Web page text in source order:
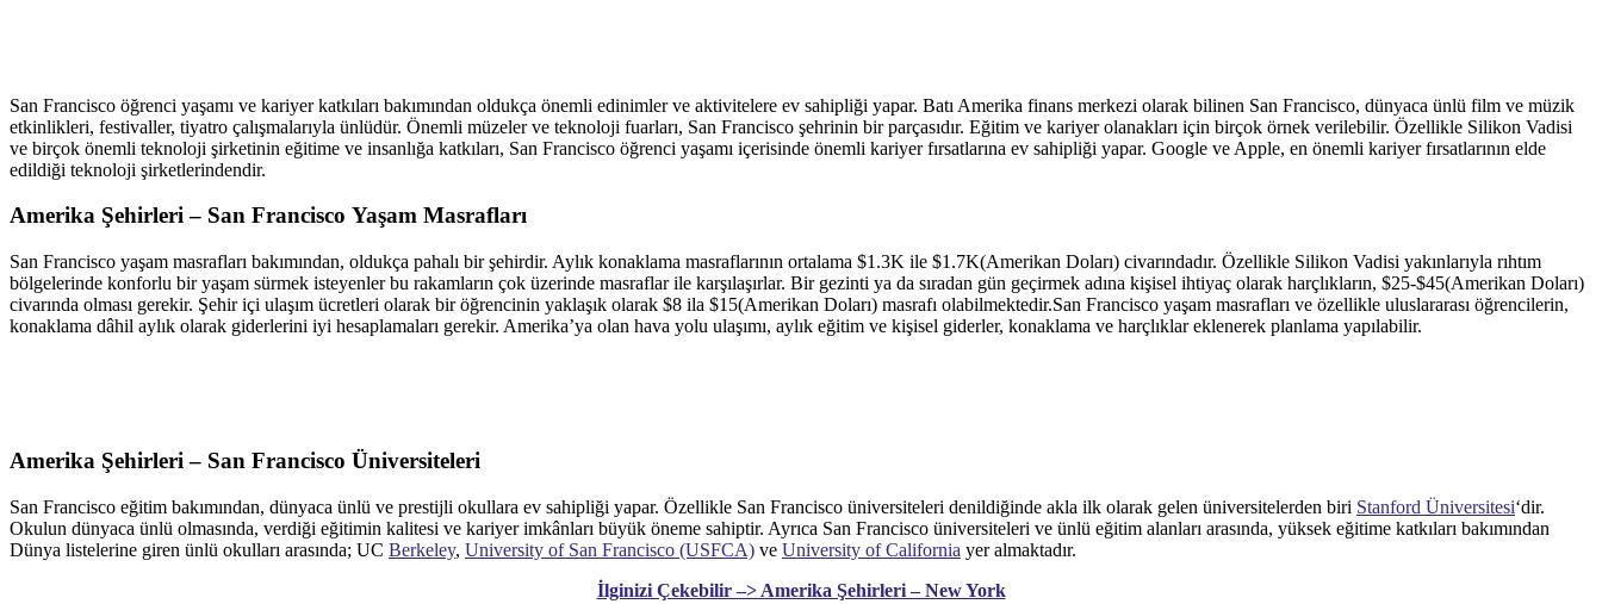
San Francisco öğrenci yaşamı ve kariyer katkıları bakımından oldukça önemli edinimler ve aktivitelere ev sahipliği yapar. Batı Amerika finans merkezi olarak bilinen San Francisco, dünyaca ünlü film ve müzik
etkinlikleri, festivaller, tiyatro çalışmalarıyla ünlüdür. Önemli müzeler ve teknoloji fuarları, San Francisco şehrinin bir parçasıdır. Eğitim ve kariyer olanakları için birçok örnek verilebilir. Özellikle Silikon Vadisi
ve birçok önemli teknoloji şirketinin eğitime ve insanlığa katkıları, San Francisco öğrenci yaşamı içerisinde önemli kariyer fırsatlarına ev sahipliği yapar. Google ve Apple, en önemli kariyer fırsatlarının elde
edildiği teknoloji şirketlerindendir.
Amerika Şehirleri – San Francisco Yaşam Masrafları
San Francisco yaşam masrafları bakımından, oldukça pahalı bir şehirdir. Aylık konaklama masraflarının ortalama $1.3K ile $1.7K(Amerikan Doları) civarındadır. Özellikle Silikon Vadisi yakınlarıyla rıhtım
bölgelerinde konforlu bir yaşam sürmek isteyenler bu rakamların çok üzerinde masraflar ile karşılaşırlar. Bir gezinti ya da sıradan gün geçirmek adına kişisel ihtiyaç olarak harçlıkların, $25-$45(Amerikan Doları)
civarında olması gerekir. Şehir içi ulaşım ücretleri olarak bir öğrencinin yaklaşık olarak $8 ila $15(Amerikan Doları) masrafı olabilmektedir.San Francisco yaşam masrafları ve özellikle uluslararası öğrencilerin,
konaklama dâhil aylık olarak giderlerini iyi hesaplamaları gerekir. Amerika’ya olan hava yolu ulaşımı, aylık eğitim ve kişisel giderler, konaklama ve harçlıklar eklenerek planlama yapılabilir.
Amerika Şehirleri – San Francisco Üniversiteleri
San Francisco eğitim bakımından, dünyaca ünlü ve prestijli okullara ev sahipliği yapar. Özellikle San Francisco üniversiteleri denildiğinde akla ilk olarak gelen üniversitelerden biri Stanford Üniversitesi‘dir.
Okulun dünyaca ünlü olmasında, verdiği eğitimin kalitesi ve kariyer imkânları büyük öneme sahiptir. Ayrıca San Francisco üniversiteleri ve ünlü eğitim alanları arasında, yüksek eğitime katkıları bakımından
Dünya listelerine giren ünlü okulları arasında; UC Berkeley, University of San Francisco (USFCA) ve University of California yer almaktadır.
İlginizi Çekebilir –> Amerika Şehirleri – New York